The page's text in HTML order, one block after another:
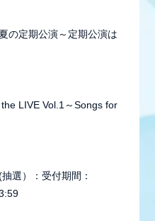
の定期公演～定期公演は
LIVE Vol.1～Songs for
選）：受付期間：